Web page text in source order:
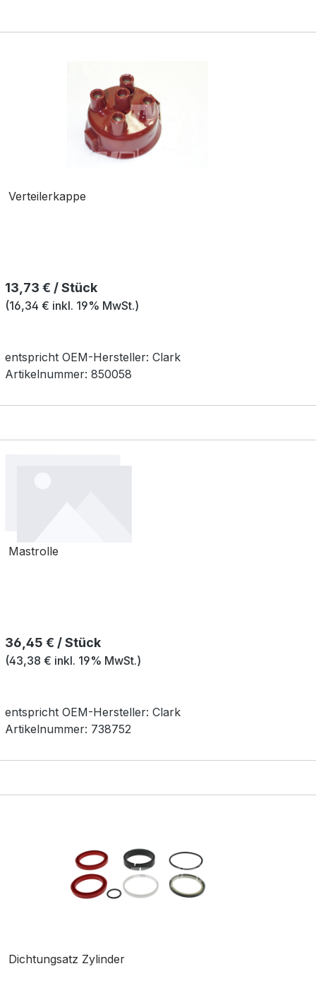
Verteilerkappe
Regulärer Preis:
13,73 € / Stück
(16,34 € inkl. 19% MwSt.)
entspricht OEM-Hersteller: Clark
Artikelnummer: 850058
Mastrolle
Regulärer Preis:
36,45 € / Stück
(43,38 € inkl. 19% MwSt.)
entspricht OEM-Hersteller: Clark
Artikelnummer: 738752
Dichtungsatz Zylinder